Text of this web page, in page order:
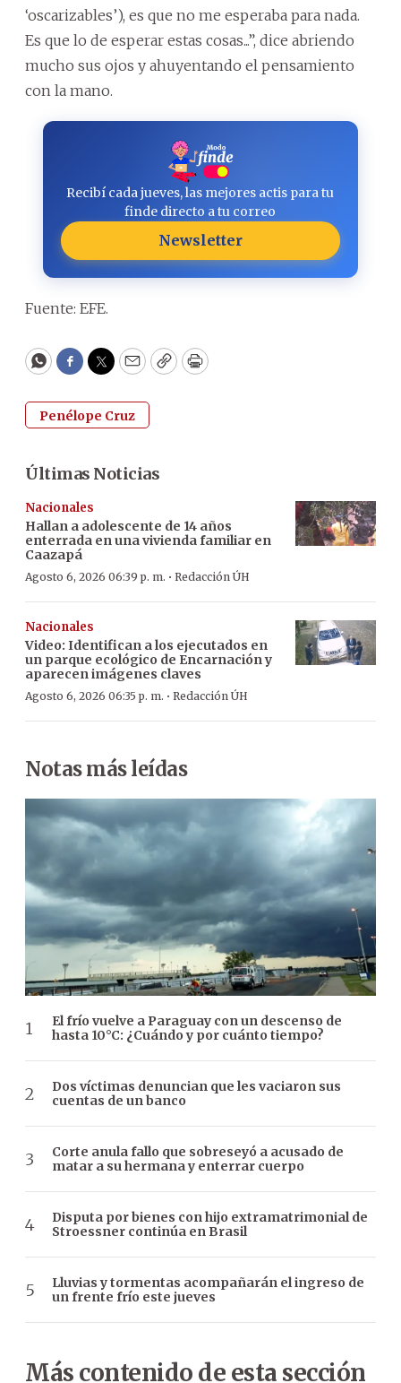
‘oscarizables’), es que no me esperaba para nada.
Es que lo de esperar estas cosas...”, dice abriendo
mucho sus ojos y ahuyentando el pensamiento
con la mano.
Recibí cada jueves, las mejores actis para tu
finde directo a tu correo
Newsletter
Fuente: EFE.
WhatsApp
Facebook
Twitter
EmailCopyPrint
Penélope Cruz
Últimas Noticias
Nacionales
Hallan a adolescente de 14 años
enterrada en una vivienda familiar en
Caazapá
Agosto 6, 2026 06:39 p. m. · Redacción ÚH
Nacionales
Video: Identifican a los ejecutados en
un parque ecológico de Encarnación y
aparecen imágenes claves
Agosto 6, 2026 06:35 p. m. · Redacción ÚH
Notas más leídas
El frío vuelve a Paraguay con un descenso de
hasta 10°C: ¿Cuándo y por cuánto tiempo?
Dos víctimas denuncian que les vaciaron sus
cuentas de un banco
Corte anula fallo que sobreseyó a acusado de
matar a su hermana y enterrar cuerpo
Disputa por bienes con hijo extramatrimonial de
Stroessner continúa en Brasil
Lluvias y tormentas acompañarán el ingreso de
un frente frío este jueves
Más contenido de esta sección